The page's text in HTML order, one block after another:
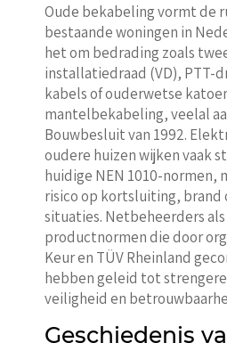
Oude bekabeling vormt de
bestaande woningen in
het om bedrading zoals
installatiedraad (VD), PTT-
kabels of ouderwetse
mantelbekabeling, veelal
Bouwbesluit van 1992.
oudere huizen wijken vaak
huidige NEN 1010-normen,
risico op kortsluiting, brand
situaties. Netbeheerders als
productnormen die door
Keur en TÜV Rheinland
hebben geleid tot
veiligheid en
Geschiedenis